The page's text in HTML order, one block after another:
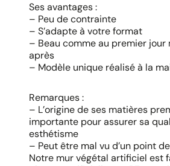
Ses avantages :
– Peu de contrainte
– S’adapte à votre format
– Beau comme au premier jour
après
– Modèle unique réalisé à la
Remarques :
– L’origine de ses matières
importante pour assurer sa
esthétisme
– Peut être mal vu d’un point
Notre mur végétal artificiel est